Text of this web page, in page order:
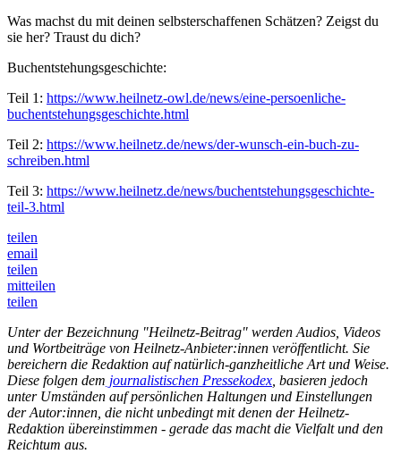
Was machst du mit deinen selbsterschaffenen Schätzen? Zeigst du
sie her? Traust du dich?
Buchentstehungsgeschichte:
Teil 1: https://www.heilnetz-owl.de/news/eine-persoenliche-
buchentstehungsgeschichte.html
Teil 2: https://www.heilnetz.de/news/der-wunsch-ein-buch-zu-
schreiben.html
Teil 3: https://www.heilnetz.de/news/buchentstehungsgeschichte-
teil-3.html
teilen
email
teilen
mitteilen
teilen
Unter der Bezeichnung "Heilnetz-Beitrag" werden Audios, Videos
und Wortbeiträge von Heilnetz-Anbieter:innen veröffentlicht. Sie
bereichern die Redaktion auf natürlich-ganzheitliche Art und Weise.
Diese folgen dem journalistischen Pressekodex , basieren jedoch
unter Umständen auf persönlichen Haltungen und Einstellungen
der Autor:innen, die nicht unbedingt mit denen der Heilnetz-
Redaktion übereinstimmen - gerade das macht die Vielfalt und den
Reichtum aus.